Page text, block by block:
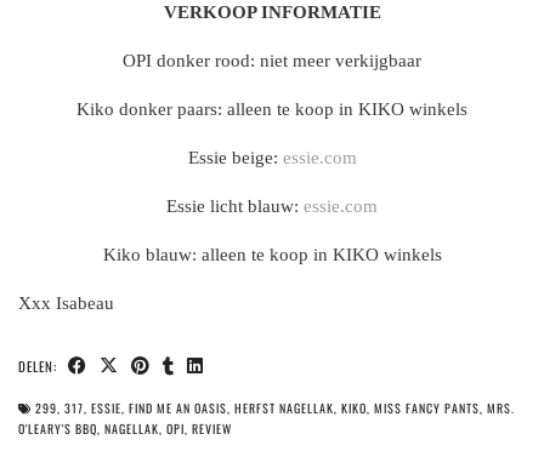
VERKOOP INFORMATIE
OPI donker rood: niet meer verkijgbaar
Kiko donker paars: alleen te koop in KIKO winkels
Essie beige: essie.com
Essie licht blauw: essie.com
Kiko blauw: alleen te koop in KIKO winkels
Xxx Isabeau
DELEN:
299 317 ESSIE FIND ME AN OASIS HERFST NAGELLAK KIKO MISS FANCY PANTS MRS.
O'LEARY'S BBQ NAGELLAK OPI REVIEW